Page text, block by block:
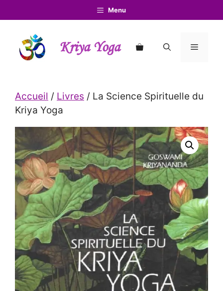
au
contenu
Menu
Kriya Yoga Menu
Accueil / Livres / La Science Spirituelle du
Kriya Yoga